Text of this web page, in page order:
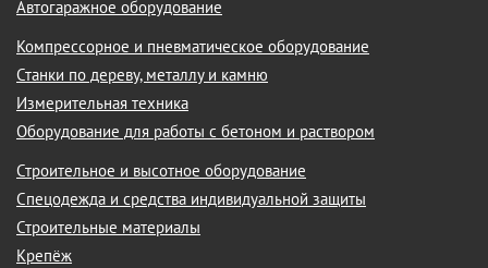
Автогаражное оборудование
Компрессорное и пневматическое оборудование
Станки по дереву, металлу и камню
Измерительная техника
Оборудование для работы с бетоном и раствором
Строительное и высотное оборудование
Спецодежда и средства индивидуальной защиты
Строительные материалы
Крепёж